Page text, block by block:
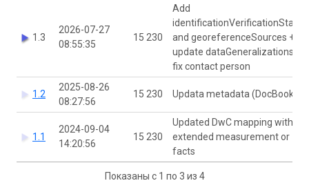
1.3
2026-07-27
08:55:35
15 230
Add
identificationVerificationStatus
and georeferenceSources +
update dataGeneralizations +
fix contact person
1.2
2025-08-26
08:27:56
15 230 Updata metadata (DocBook)
1.1
2024-09-04
14:20:56
15 230
Updated DwC mapping with
extended measurement or
facts
Показаны с 1 по 3 из 4